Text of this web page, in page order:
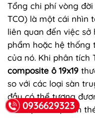
Tổng chi phí vòng
TCO) là một cái nhìn
liên quan đến việc
phẩm hoặc hệ thống
của nó. Khi phân tích
composite ô 19x19
so với các loại sàn
đầu có thể tương
với một số loại sàn
0936629323